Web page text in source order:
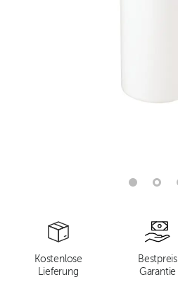
Kostenlose
Lieferung
Bestpreis
Garantie